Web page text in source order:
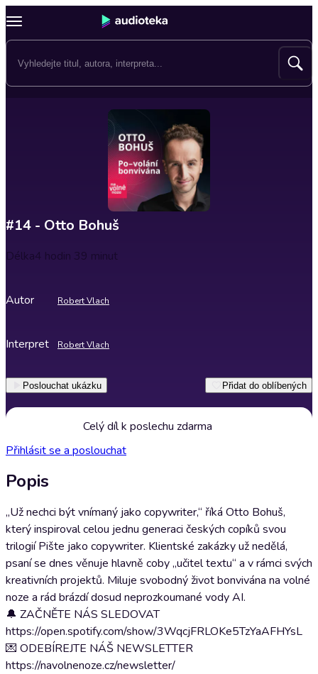
#14 - Otto Bohuš
Délka4 hodin 39 minut
Autor Robert Vlach
Interpret Robert Vlach
Poslouchat ukázku Přidat do oblíbených
Celý díl k poslechu zdarma
Přihlásit se a poslouchat
Popis
„Už nechci být vnímaný jako copywriter,“ říká Otto Bohuš,
který inspiroval celou jednu generaci českých copíků svou
trilogií Pište jako copywriter. Klientské zakázky už nedělá,
psaní se dnes věnuje hlavně coby „učitel textu“ a v rámci svých
kreativních projektů. Miluje svobodný život bonvivána na volné
noze a rád brázdí dosud neprozkoumané vody AI.
🔔 ZAČNĚTE NÁS SLEDOVAT
https://open.spotify.com/show/3WqcjFRLOKe5TzYaAFHYsL
💌 ODEBÍREJTE NÁŠ NEWSLETTER
https://navolnenoze.cz/newsletter/